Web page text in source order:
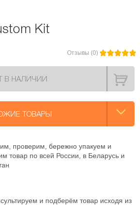
Kit
Отзывы (0)
В НАЛИЧИИ
ТОВАРЫ
проверим, бережно упакуем и
товар по всей России, в Беларусь и
и подберём товар исходя из